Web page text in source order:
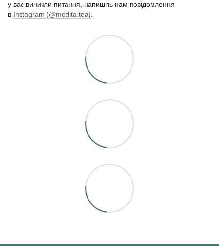
у вас виникли питання, напишіть нам повідомлення
в Instagram (@medita.tea)